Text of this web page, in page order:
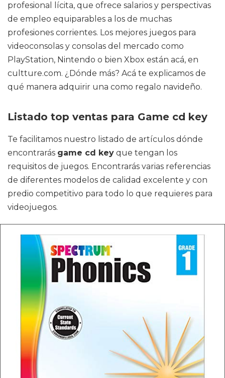
profesional lícita, que ofrece salarios y perspectivas
de empleo equiparables a los de muchas
profesiones corrientes. Los mejores juegos para
videoconsolas y consolas del mercado como
PlayStation, Nintendo o bien Xbox están acá, en
cultture.com. ¿Dónde más? Acá te explicamos de
qué manera adquirir una como regalo navideño.
Listado top ventas para Game cd key
Te facilitamos nuestro listado de artículos dónde
encontrarás game cd key que tengan los
requisitos de juegos. Encontrarás varias referencias
de diferentes modelos de calidad excelente y con
predio competitivo para todo lo que requieres para
videojuegos.